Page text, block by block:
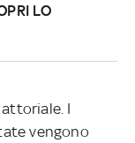
LO
I
vengono